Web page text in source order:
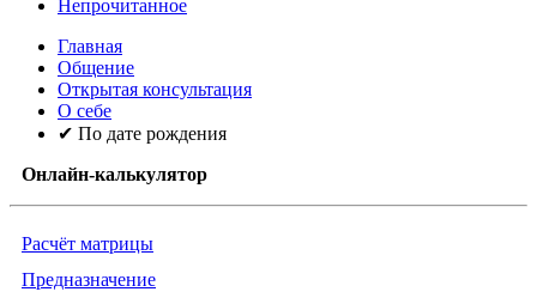
Непрочитанное
Главная
Общение
Открытая консультация
О себе
✔ По дате рождения
Онлайн-калькулятор
Расчёт матрицы
Предназначение